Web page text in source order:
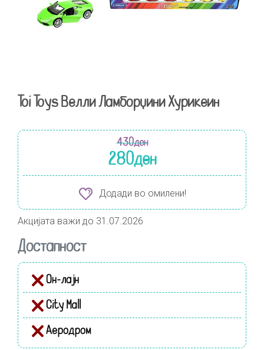
Toi Toys Велли Ламборџини Хурикеин
430ден
280ден
Додади во омилени!
Акцијата важи до 31.07.2026
Достапност
Он-лајн
City Mall
Аеродром